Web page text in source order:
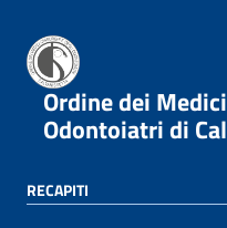
Ordine dei
Odontoiatri di
RECAPITI